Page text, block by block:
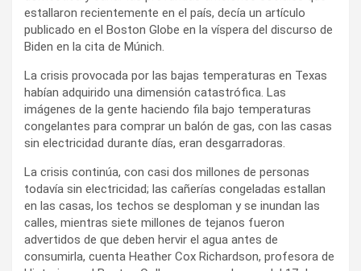
estallaron recientemente en el país, decía un artículo
publicado en el Boston Globe en la víspera del discurso de
Biden en la cita de Múnich.
La crisis provocada por las bajas temperaturas en Texas
habían adquirido una dimensión catastrófica. Las
imágenes de la gente haciendo fila bajo temperaturas
congelantes para comprar un balón de gas, con las casas
sin electricidad durante días, eran desgarradoras.
La crisis continúa, con casi dos millones de personas
todavía sin electricidad; las cañerías congeladas estallan
en las casas, los techos se desploman y se inundan las
calles, mientras siete millones de tejanos fueron
advertidos de que deben hervir el agua antes de
consumirla, cuenta Heather Cox Richardson, profesora de